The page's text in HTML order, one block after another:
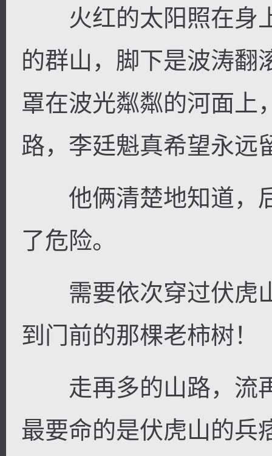
火红的太阳照在身
的群山，脚下是波涛翻
罩在波光粼粼的河面上
路，李廷魁真希望永远
他俩清楚地知道，
了危险。
需要依次穿过伏虎
到门前的那棵老柿树！
走再多的山路，流
最要命的是伏虎山的兵